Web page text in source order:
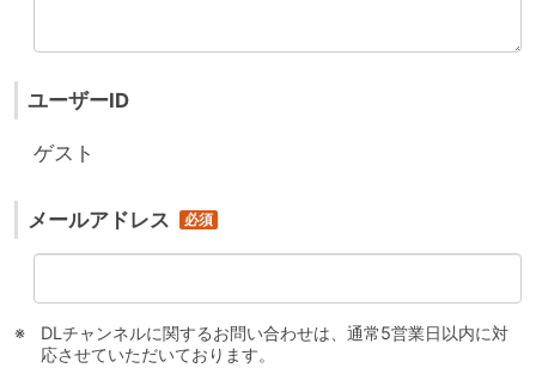
ユーザーID
ゲスト
メールアドレス
DLチャンネルに関するお問い合わせは、通常5営業日以内に対
応させていただいております。